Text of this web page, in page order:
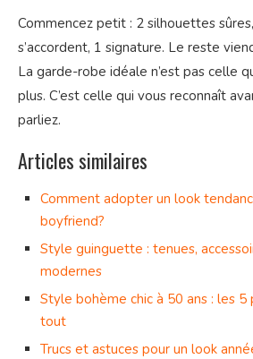
Commencez petit : 2 silhouettes
s’accordent, 1 signature. Le reste
La garde-robe idéale n’est pas celle
plus. C’est celle qui vous reconnaît
parliez.
Articles similaires
Comment adopter un look
boyfriend?
Style guinguette : tenues,
modernes
Style bohème chic à 50 ans : les 5
tout
Trucs et astuces pour un look